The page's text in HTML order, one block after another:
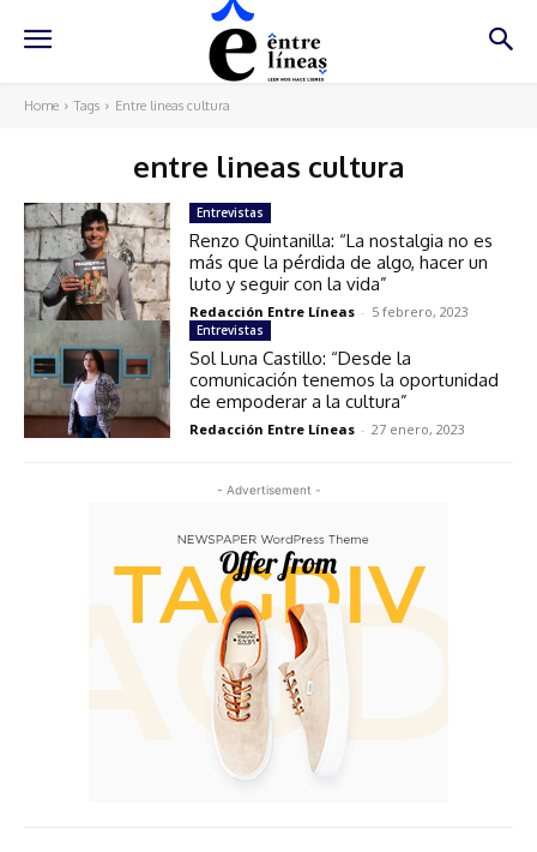
Home Tags Entre lineas cultura
entre lineas cultura
- Advertisement -
Entrevistas
Renzo Quintanilla: “La nostalgia no es
más que la pérdida de algo, hacer un
luto y seguir con la vida”
Redacción Entre Líneas - 5 febrero, 2023
Entrevistas
Sol Luna Castillo: “Desde la
comunicación tenemos la oportunidad
de empoderar a la cultura”
Redacción Entre Líneas - 27 enero, 2023